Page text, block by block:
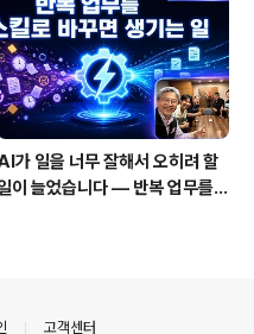
가 일을 너무 잘해서 오히려 할
이 늘었습니다 — 반복 업무를
고객센터